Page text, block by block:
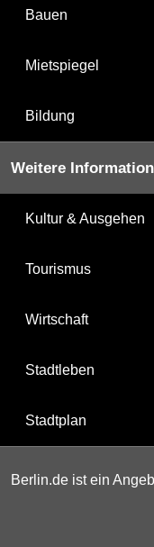
Bauen
Mietspiegel
Bildung
Weitere
Kultur & Ausgehen
Tourismus
Wirtschaft
Stadtleben
Stadtplan
Berlin.de ist ein